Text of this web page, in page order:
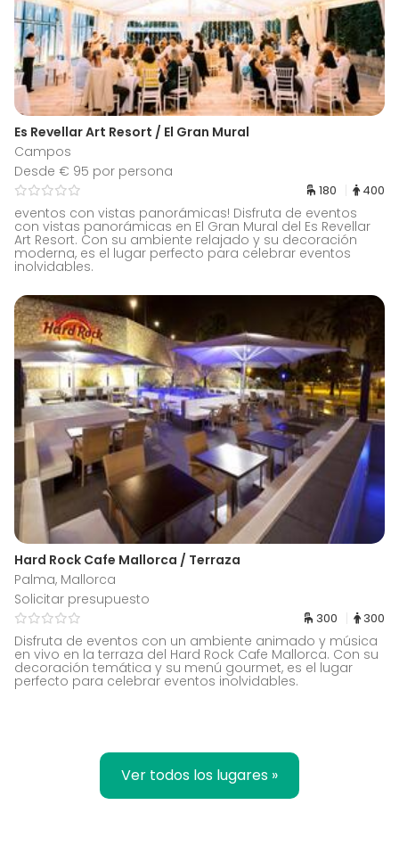
Es Revellar Art Resort / El Gran Mural
Campos
Desde € 95 por persona
180 400
eventos con vistas panorámicas! Disfruta de eventos
con vistas panorámicas en El Gran Mural del Es Revellar
Art Resort. Con su ambiente relajado y su decoración
moderna, es el lugar perfecto para celebrar eventos
inolvidables.
Hard Rock Cafe Mallorca / Terraza
Palma, Mallorca
Solicitar presupuesto
300 300
Disfruta de eventos con un ambiente animado y música
en vivo en la terraza del Hard Rock Cafe Mallorca. Con su
decoración temática y su menú gourmet, es el lugar
perfecto para celebrar eventos inolvidables.
Ver todos los lugares »